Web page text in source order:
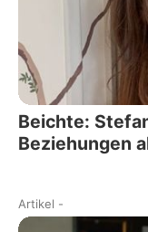
Beichte:
Beziehungen
Artikel -